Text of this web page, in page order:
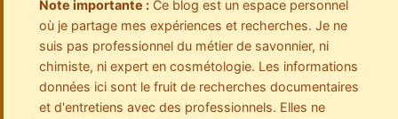
Note importante : Ce blog est un espace personnel
où je partage mes expériences et recherches. Je ne
suis pas professionnel du métier de savonnier, ni
chimiste, ni expert en cosmétologie. Les informations
données ici sont le fruit de recherches documentaires
et d'entretiens avec des professionnels. Elles ne